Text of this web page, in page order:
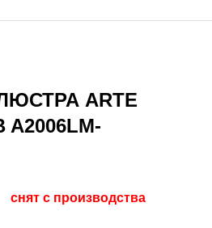
ARTE
A2006LM-
снят с производства